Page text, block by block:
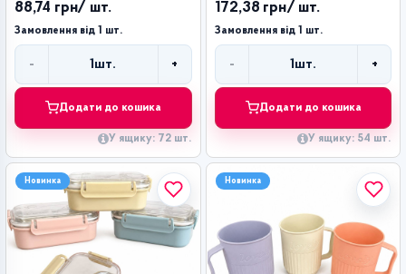
88,74 грн/ шт.
Замовлення від 1 шт.
- 1шт. +
Додати до кошика
У ящику: 72 шт.
172,38 грн/ шт.
Замовлення від 1 шт.
- 1шт. +
Додати до кошика
У ящику: 54 шт.
Новинка Новинка